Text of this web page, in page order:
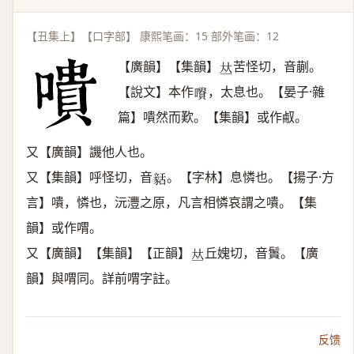
【丑集上】【口字部】 康熙笔画：15 部外笔画：12
【廣韻】【集韻】 𠀤苦怪切，音蒯。
【說文】本作𡃪 ，太息也。【晏子·雜
篇】嘳然而歎。【集韻】或作㕟。
又【廣韻】譏他人也。
又【集韻】呼怪切，音𧱳 。【字林】息憐也。【揚子·方
言】嘳，憐也，沅灃之原，凡言相憐哀謂之嘳。【集
韻】或作喟。
又【廣韻】【集韻】【正韻】 𠀤丘媿切，音䰎。【廣
韻】與喟同。詳前喟字註。
反馈